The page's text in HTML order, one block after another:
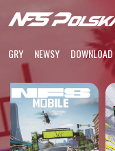
GRY NEWSY DOWNLOAD